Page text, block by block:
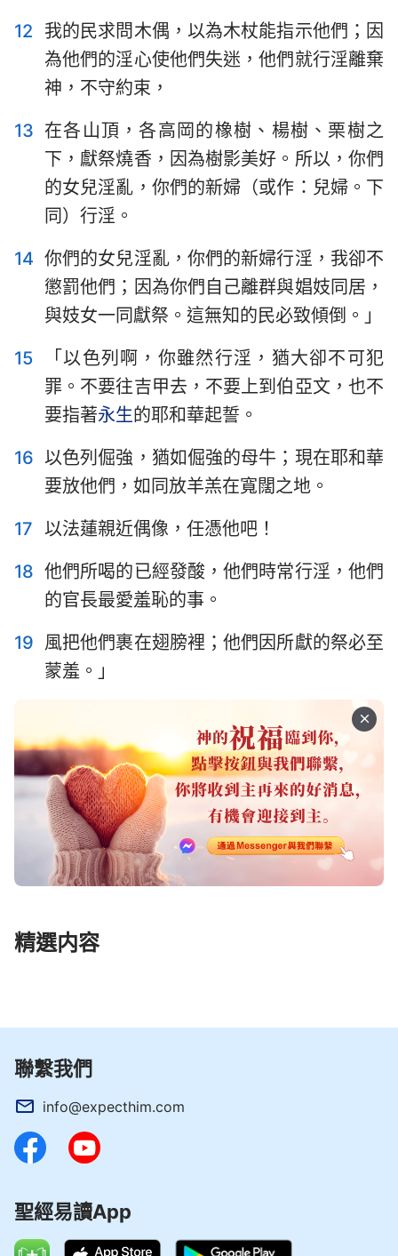
8
9 10 11 12 13 14
12
我的民求問木偶，以為木杖能指示他們；因
為他們的淫心使他們失迷，他們就行淫離棄
神，不守約束，
13 在各山頂，各高岡的橡樹、楊樹、栗樹之
下，獻祭燒香，因為樹影美好。所以，你們
的女兒淫亂，你們的新婦（或作：兒婦。下
同）行淫。
14 你們的女兒淫亂，你們的新婦行淫，我卻不
懲罰他們；因為你們自己離群與娼妓同居，
與妓女一同獻祭。這無知的民必致傾倒。」
15
「以色列啊，你雖然行淫，猶大卻不可犯
罪。不要往吉甲去，不要上到伯亞文，也不
要指著永生的耶和華起誓。
16 以色列倔強，猶如倔強的母牛；現在耶和華
要放他們，如同放羊羔在寬闊之地。
17
以法蓮親近偶像，任憑他吧！
18 他們所喝的已經發酸，他們時常行淫，他們
的官長最愛羞恥的事。
19 風把他們裹在翅膀裡；他們因所獻的祭必至
蒙羞。」
精選内容
聯繫我們
info@expecthim.com
聖經易讀App